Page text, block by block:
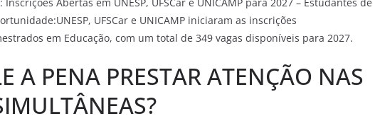
UFSCar e UNICAMP iniciaram as inscrições
em Educação, com um total de 349 vagas disponíveis para 2027.
A PENA PRESTAR ATENÇÃO NAS